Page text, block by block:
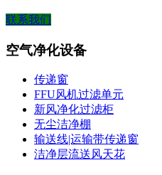
联系我们
空气净化设备
传递窗
FFU风机过滤单元
新风净化过滤柜
无尘洁净棚
输送线|运输带传递窗
洁净层流送风天花